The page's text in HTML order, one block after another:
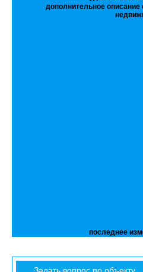
дополнительное описание
последнее